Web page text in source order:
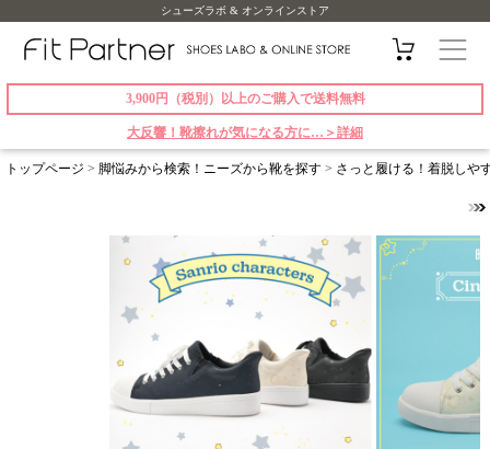
シューズラボ & オンラインストア
3,900円（税別）以上のご購入で送料無料
大反響！靴擦れが気になる方に…＞詳細
トップページ > 脚悩みから検索！ニーズから靴を探す > さっと履ける！着脱しや